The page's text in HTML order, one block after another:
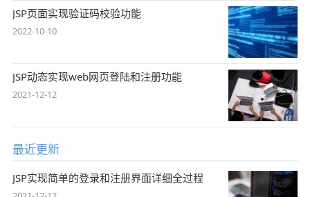
JSP页面实现验证码校验功能
2022-10-10
JSP动态实现web网页登陆和注册功能
2021-12-12
最近更新
JSP实现简单的登录和注册界面详细全过程